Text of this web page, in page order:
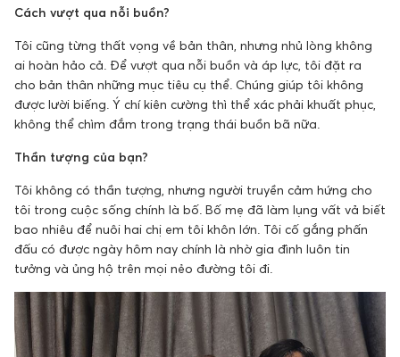
Cách vượt qua nỗi buồn?
Tôi cũng từng thất vọng về bản thân, nhưng nhủ lòng không
ai hoàn hảo cả. Để vượt qua nỗi buồn và áp lực, tôi đặt ra
cho bản thân những mục tiêu cụ thể. Chúng giúp tôi không
được lười biếng. Ý chí kiên cường thì thể xác phải khuất phục,
không thể chìm đắm trong trạng thái buồn bã nữa.
Thần tượng của bạn?
Tôi không có thần tượng, nhưng người truyền cảm hứng cho
tôi trong cuộc sống chính là bố. Bố mẹ đã làm lụng vất vả biết
bao nhiêu để nuôi hai chị em tôi khôn lớn. Tôi cố gắng phấn
đấu có được ngày hôm nay chính là nhờ gia đình luôn tin
tưởng và ủng hộ trên mọi nẻo đường tôi đi.